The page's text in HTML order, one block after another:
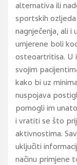
alternativa ili
sportskih
nagnječenja, ali
umjerene boli
osteoartritisa. U
svojim
kako bi uz
nuspojava
pomogli im
i vratiti se što
aktivnostima.
uključiti
načinu primjene